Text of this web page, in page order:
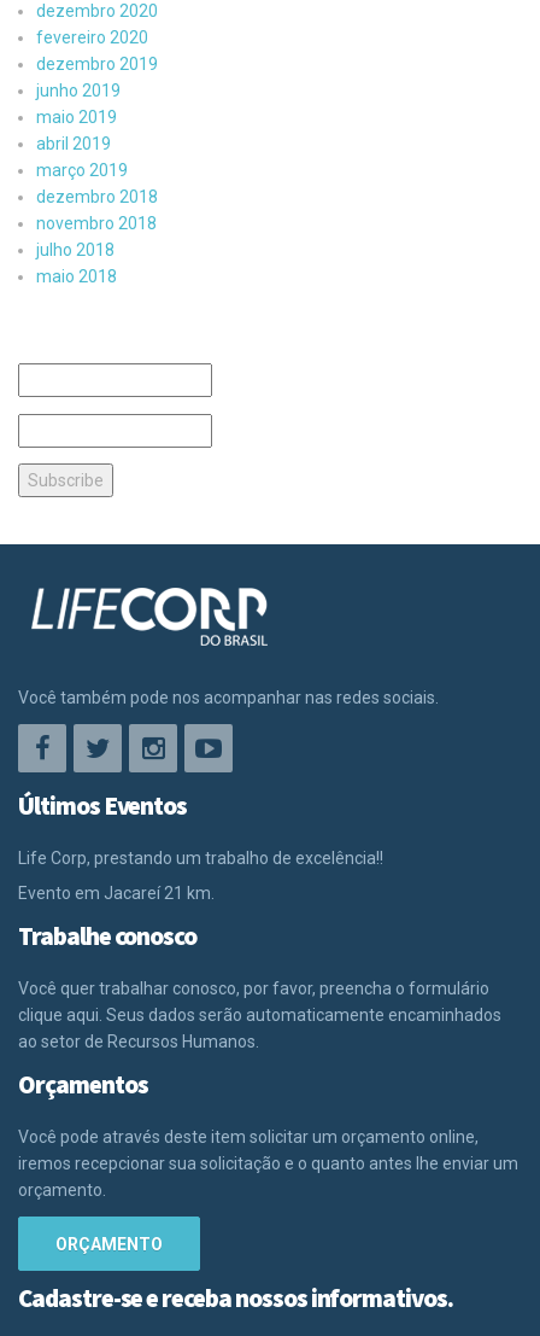
dezembro 2020
fevereiro 2020
dezembro 2019
junho 2019
maio 2019
abril 2019
março 2019
dezembro 2018
novembro 2018
julho 2018
maio 2018
Você também pode nos acompanhar nas redes sociais.
Últimos Eventos
Life Corp, prestando um trabalho de excelência!!
Evento em Jacareí 21 km.
Trabalhe conosco
Você quer trabalhar conosco, por favor, preencha o formulário
clique aqui. Seus dados serão automaticamente encaminhados
ao setor de Recursos Humanos.
Orçamentos
Você pode através deste item solicitar um orçamento online,
iremos recepcionar sua solicitação e o quanto antes lhe enviar um
orçamento.
ORÇAMENTO
Cadastre-se e receba nossos informativos.